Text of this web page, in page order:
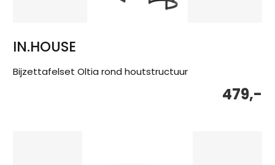
IN.HOUSE
Bijzettafelset Oltia rond houtstructuur
479,-